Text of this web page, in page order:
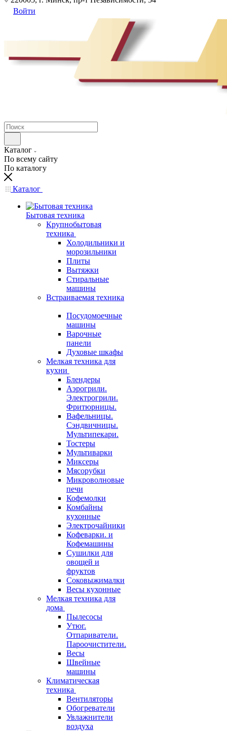
Войти
Каталог
По всему сайту
По каталогу
Каталог
Бытовая техника
Крупнобытовая
техника
Холодильники и
морозильники
Плиты
Вытяжки
Стиральные
машины
Встраиваемая техника
Посудомоечные
машины
Варочные
панели
Духовые шкафы
Мелкая техника для
кухни
Блендеры
Аэрогрили.
Электрогрили.
Фритюрницы.
Вафельницы.
Сэндвичницы.
Мультипекари.
Тостеры
Мультиварки
Миксеры
Мясорубки
Микроволновые
печи
Кофемолки
Комбайны
кухонные
Электрочайники
Кофеварки. и
Кофемашины
Сушилки для
овощей и
фруктов
Соковыжималки
Весы кухонные
Мелкая техника для
дома
Пылесосы
Утюг.
Отпариватели.
Пароочистители.
Весы
Швейные
машины
Климатическая
техника
Вентиляторы
Обогреватели
Увлажнители
воздуха